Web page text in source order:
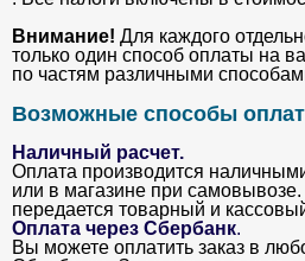
Внимание! Для каждого
только один способ оплаты на
по частям различными
Возможные способы
Наличный расчет.
Оплата производится
или в магазине при
передается товарный и
Оплата через Сбербанк.
Вы можете оплатить заказ в